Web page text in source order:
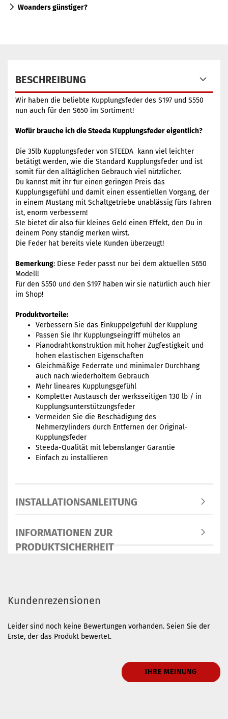
Woanders günstiger?
BESCHREIBUNG
Wir haben die beliebte Kupplungsfeder des S197 und S550
nun auch für den S650 im Sortiment!
Wofür brauche ich die Steeda Kupplungsfeder eigentlich?
Die 35lb Kupplungsfeder von STEEDA kann viel leichter
betätigt werden, wie die Standard Kupplungsfeder und ist
somit für den alltäglichen Gebrauch viel nützlicher.
Du kannst mit ihr für einen geringen Preis das
Kupplungsgefühl und damit einen essentiellen Vorgang, der
in einem Mustang mit Schaltgetriebe unablässig fürs Fahren
ist, enorm verbessern!
SIe bietet dir also für kleines Geld einen Effekt, den Du in
deinem Pony ständig merken wirst.
Die Feder hat bereits viele Kunden überzeugt!
Bemerkung: Diese Feder passt nur bei dem aktuellen S650
Modell!
Für den S550 und den S197 haben wir sie natürlich auch hier
im Shop!
​Produktvorteile:
Verbessern Sie das Einkuppelgefühl der Kupplung
Passen Sie Ihr Kupplungseingriff mühelos an
Pianodrahtkonstruktion mit hoher Zugfestigkeit und
hohen elastischen Eigenschaften
Gleichmäßige Federrate und minimaler Durchhang
auch nach wiederholtem Gebrauch
Mehr lineares Kupplungsgefühl
Kompletter Austausch der werksseitigen 130 lb / in
Kupplungsunterstützungsfeder
Vermeiden Sie die Beschädigung des
Nehmerzylinders durch Entfernen der Original-
Kupplungsfeder
Steeda-Qualität mit lebenslanger Garantie
Einfach zu installieren
INSTALLATIONSANLEITUNG
INFORMATIONEN ZUR
PRODUKTSICHERHEIT
Kundenrezensionen
Leider sind noch keine Bewertungen vorhanden. Seien Sie der
Erste, der das Produkt bewertet.
IHRE MEINUNG